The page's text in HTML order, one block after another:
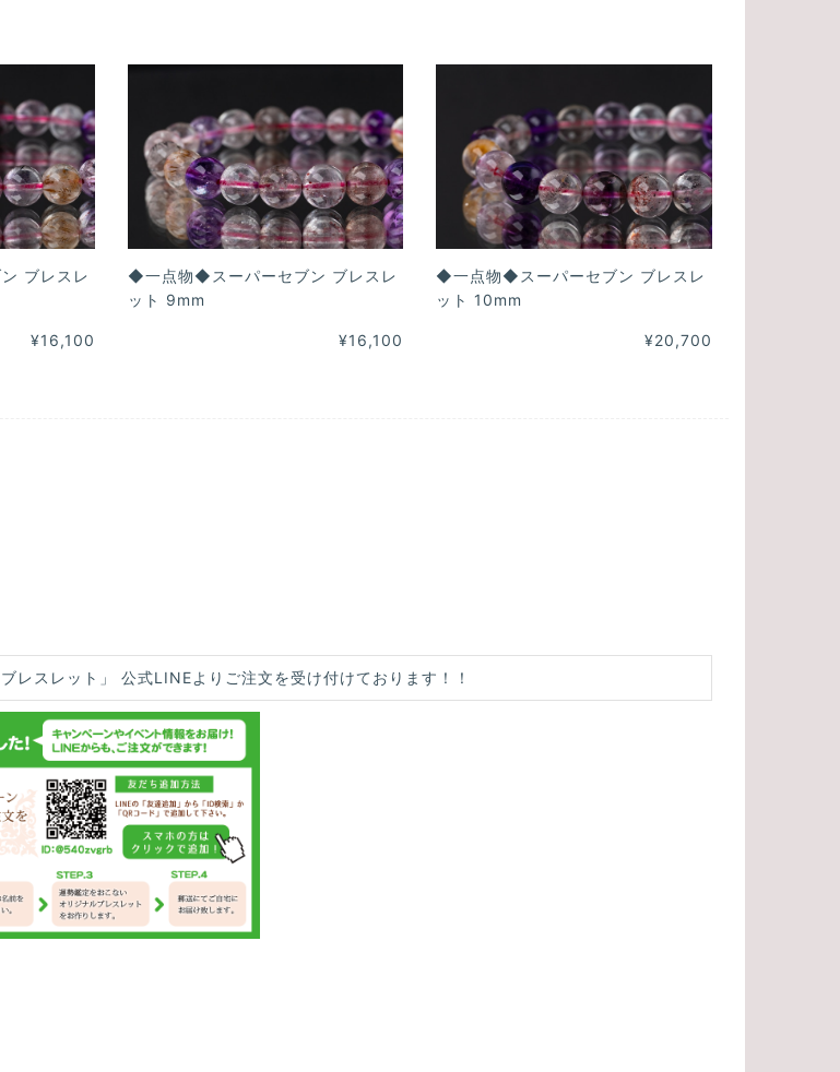
ブレスレ
¥16,100
◆一点物◆スーパーセブン ブレスレ
ット 9mm
¥16,100
◆一点物◆スーパーセブン ブレスレ
ット 10mm
¥20,700
レスレット」 公式LINEよりご注文を受け付けております！！